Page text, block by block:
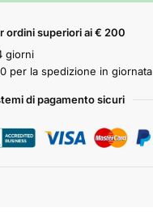
ordini superiori ai € 200
giorni
per la spedizione in giornata
di pagamento sicuri